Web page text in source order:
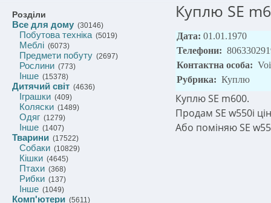
Розділи
Все для дому (30146)
Побутова техніка(5019)
Меблі (6073)
Предмети побуту (2697)
Рослини (773)
Інше (15378)
Дитячий світ (4636)
Іграшки (409)
Коляски (1489)
Одяг (1279)
Інше (1407)
Тварини (17522)
Собаки (10829)
Кішки (4645)
Птахи (368)
Рибки (137)
Інше (1049)
Комп'ютери (5611)
Куплю SE
Дата: 01.01.1970
Телефони:
Контактна особа:
Рубрика: Куплю
Куплю SE m600.
Продам SE w550i
Або поміняю SE